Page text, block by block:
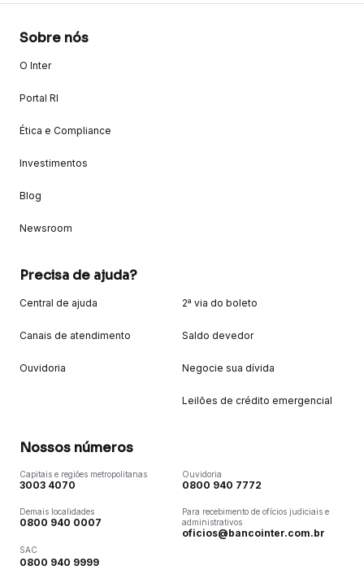
Sobre nós
O Inter
Portal RI
Ética e Compliance
Investimentos
Blog
Newsroom
Precisa de ajuda?
Central de ajuda
Canais de atendimento
Ouvidoria
2ª via do boleto
Saldo devedor
Negocie sua dívida
Leilões de crédito emergencial
Nossos números
Capitais e regiões metropolitanas
3003 4070
Demais localidades
0800 940 0007
SAC
0800 940 9999
Ouvidoria
0800 940 7772
Para recebimento de ofícios judiciais e
administrativos
oficios@bancointer.com.br